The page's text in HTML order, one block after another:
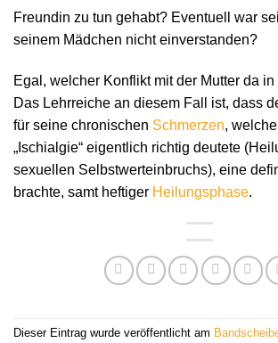
Freundin zu tun gehabt? Eventuell war
seinem Mädchen nicht einverstanden?
Egal, welcher Konflikt mit der Mutter da
Das Lehrreiche an diesem Fall ist, dass
für seine chronischen Schmerzen,
„Ischialgie“ eigentlich richtig deutete
sexuellen Selbstwerteinbruchs), eine
brachte, samt heftiger Heilungsphase.
Dieser Eintrag wurde veröffentlicht am